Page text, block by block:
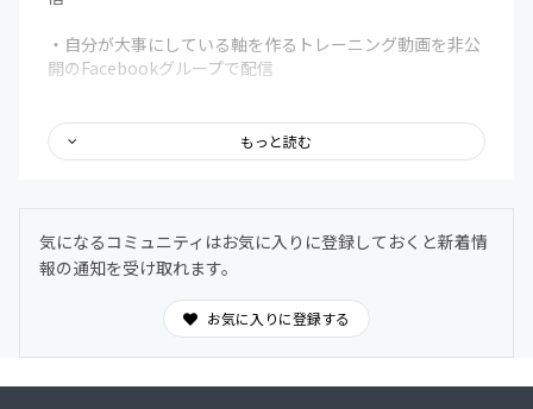
・自分が大事にしている軸を作るトレーニング動画を非公
開のFacebookグループで配信
（月二回の１時間半を目安）
他の悩みを一緒に問題解決していく）
※同じコンテンツ③を紹介して頂いた方には！！
★★紹介して頂いた人数に合わせた回数分を、同コンテン
ツ内利用できる権利を招待します★★
もっと読む
気になるコミュニティはお気に入りに登録しておくと新着情
報の通知を受け取れます。
お気に入りに登録する